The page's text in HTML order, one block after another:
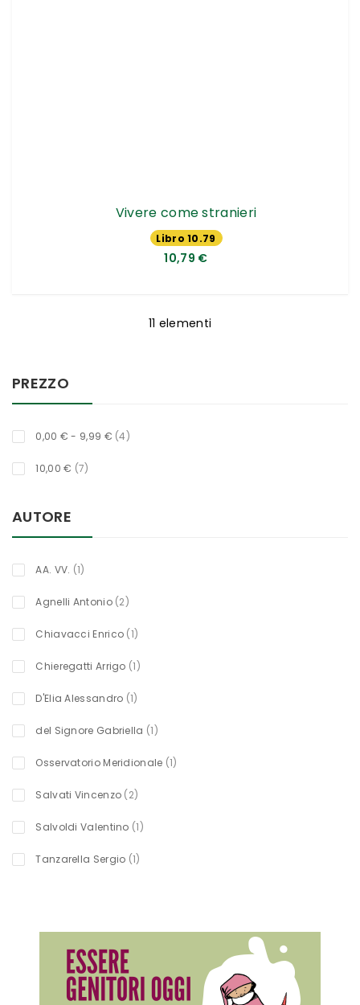
Vivere come stranieri
Libro 10.79
€
10,79 €
11 elementi
PREZZO
0,00 € - 9,99 € 4oggetti
10,00 € 7oggetti
AUTORE
AA. VV. 1titolo
Agnelli Antonio 2oggetti
Chiavacci Enrico 1titolo
Chieregatti Arrigo 1titolo
D'Elia Alessandro 1titolo
del Signore Gabriella 1titolo
Osservatorio Meridionale 1titolo
Salvati Vincenzo 2oggetti
Salvoldi Valentino 1titolo
Tanzarella Sergio 1titolo